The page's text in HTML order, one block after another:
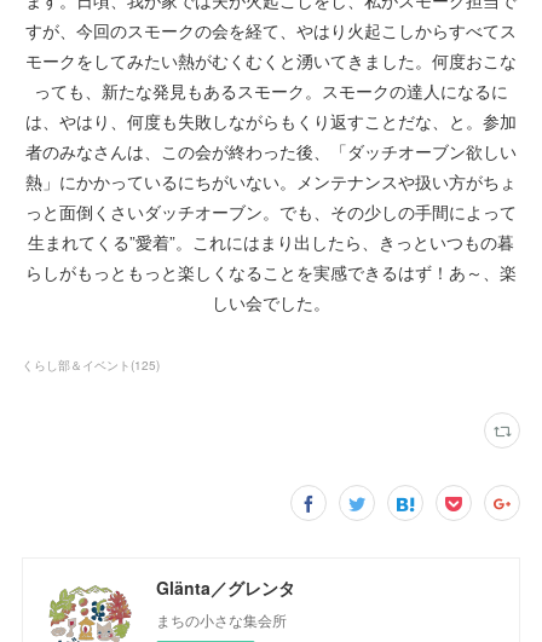
すが、今回のスモークの会を経て、やはり火起こしからすべてス
モークをしてみたい熱がむくむくと湧いてきました。何度おこな
っても、新たな発見もあるスモーク。スモークの達人になるに
は、やはり、何度も失敗しながらもくり返すことだな、と。参加
者のみなさんは、この会が終わった後、「ダッチオーブン欲しい
熱」にかかっているにちがいない。メンテナンスや扱い方がちょ
っと面倒くさいダッチオーブン。でも、その少しの手間によって
生まれてくる”愛着”。これにはまり出したら、きっといつもの暮
らしがもっともっと楽しくなることを実感できるはず！あ～、楽
しい会でした。
くらし部＆イベント (125)
Glänta／グレンタ
まちの小さな集会所